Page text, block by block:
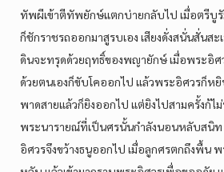
ทัพผีเข้าตีทัพยักษ์แตกบ่ายกลับไป เมื่อตรีบู
ก็ชักราชรถออกมาสูรบเอง เสียงดั่งสนั่นสั่นส
ดินจะทรุดด้วยฤทธิ์ของพญายักษ์ เมื่อพระอิศ
ด้วยตนเองก็ขับโคออกไป แล้วพระอิศวรก็ห
พาดสายแล้วก็ยิงออกไป แต่ยิงไปสามครั้งก้ไ
พระนารายณ์ที่เป็นศรนั้นกำลังนอนหลับสนิท
อิศวรจึงขว้างธนูออกไป เมื่อลูกศรตกถึงพื้น